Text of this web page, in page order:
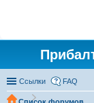
Ссылки FAQ